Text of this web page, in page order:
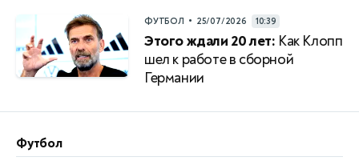
ФУТБОЛ • 25/07/2026 10:39
Этого ждали 20 лет: Как Клопп
шел к работе в сборной
Германии
Футбол